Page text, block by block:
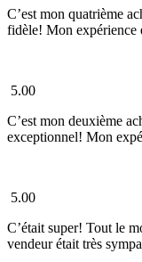
C’est mon quatrième
fidèle! Mon expérience
5.00
C’est mon deuxième
exceptionnel! Mon
5.00
C’était super! Tout le
vendeur était très